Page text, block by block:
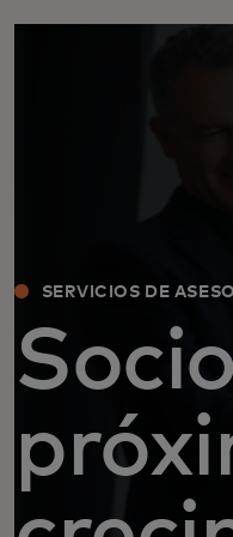
SERVICIOS DE